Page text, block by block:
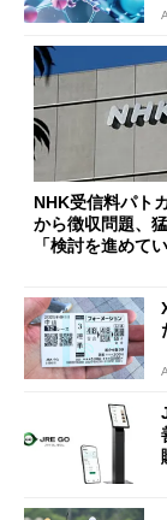
NHK受信料パト
から徴収問題、
「検討を進めて